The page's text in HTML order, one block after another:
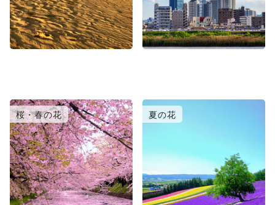
桜・春の花 夏の花